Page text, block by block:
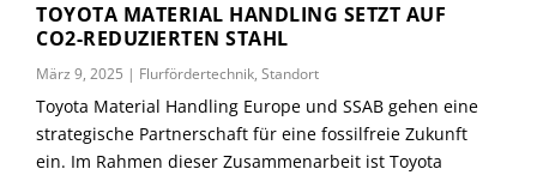
TOYOTA MATERIAL HANDLING SETZT AUF
CO2-REDUZIERTEN STAHL
März 9, 2025 | Flurfördertechnik,Standort
Toyota Material Handling Europe und SSAB gehen eine
strategische Partnerschaft für eine fossilfreie Zukunft
ein. Im Rahmen dieser Zusammenarbeit ist Toyota